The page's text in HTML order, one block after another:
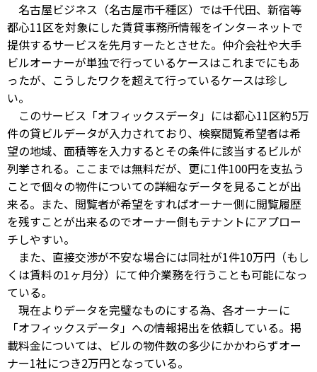
名古屋ビジネス（名古屋市千種区）では千代田、新宿等
都心11区を対象にした賃貸事務所情報をインターネットで
提供するサービスを先月すーたとさせた。仲介会社や大手
ビルオーナーが単独で行っているケースはこれまでにもあ
ったが、こうしたワクを超えて行っているケースは珍し
い。
このサービス「オフィックスデータ」には都心11区約5万
件の貸ビルデータが入力されており、検察閲覧希望者は希
望の地域、面積等を入力するとその条件に該当するビルが
列挙される。ここまでは無料だが、更に1件100円を支払う
ことで個々の物件についての詳細なデータを見ることが出
来る。また、閲覧者が希望をすればオーナー側に閲覧履歴
を残すことが出来るのでオーナー側もテナントにアプロー
チしやすい。
また、直接交渉が不安な場合には同社が1件10万円（もし
くは賃料の1ヶ月分）にて仲介業務を行うことも可能になっ
ている。
現在よりデータを完璧なものにする為、各オーナーに
「オフィックスデータ」への情報掲出を依頼している。掲
載料金については、ビルの物件数の多少にかかわらずオー
ナー1社につき2万円となっている。